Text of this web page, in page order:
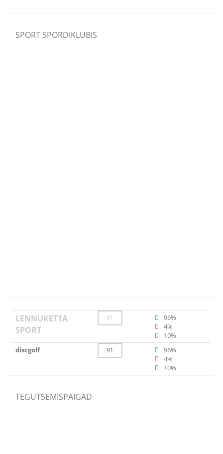
SPORT SPORDIKLUBIS
LENNUKETTA
SPORT
91
96%
4%
10%
discgolf
91
96%
4%
10%
TEGUTSEMISPAIGAD